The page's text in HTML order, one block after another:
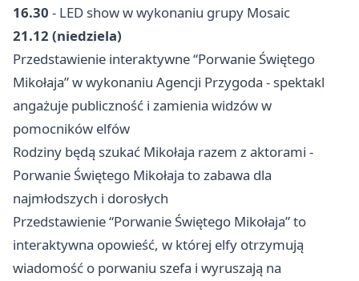
16.30 - LED show w wykonaniu grupy Mosaic
21.12 (niedziela)
Przedstawienie interaktywne “Porwanie Świętego
Mikołaja” w wykonaniu Agencji Przygoda - spektakl
angażuje publiczność i zamienia widzów w
pomocników elfów
Rodziny będą szukać Mikołaja razem z aktorami -
Porwanie Świętego Mikołaja to zabawa dla
najmłodszych i dorosłych
Przedstawienie “Porwanie Świętego Mikołaja” to
interaktywna opowieść, w której elfy otrzymują
wiadomość o porwaniu szefa i wyruszają na